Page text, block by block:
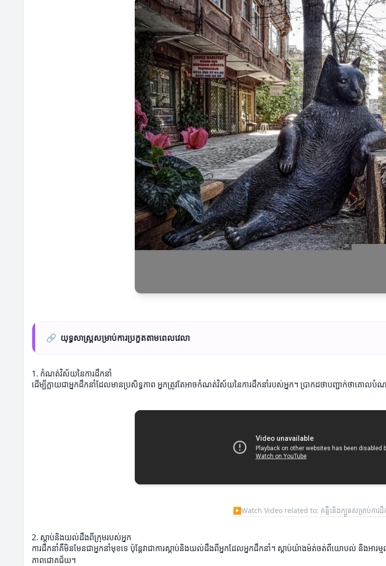
🔗 យុទ្ធសាស្ត្រសម្រាប់ការប្រកួតតាមពេលវេលា
1. កំណត់វិស័យនៃការដឹកនាំ
ដើម្បីក្លាយជាអ្នកដឹកនាំដែលមានប្រសិទ្ធភាព អ្នកត្រូវតែអាចកំណត់វិស័យនៃការដឹកនាំរបស់អ្នក។ ប្រាកដថាបញ្ជាក់ថាគោ
▶Watch Video related to: គន្លឹះនិងក្បួនសម្រាប់ការដឹ
2. ស្ដាប់និងយល់ដឹងពីក្រុមរបស់អ្នក
ការដឹកនាំគឺមិនមែនជាអ្នកនាំមុខទេ ប៉ុន្តែវាជាការស្ដាប់និងយល់ដឹងពីអ្នកដែលអ្នកដឹកនាំ។ ស្ដាប់យ៉ាងម៉ត់ចត់ពីយោបល់ និង
ភាពជោគជ័យ។